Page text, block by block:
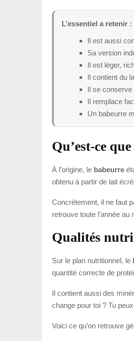
L’essentiel a retenir :
Il est aussi
Sa version
Il est léger,
Il contient du
Il se conserve
Il remplace
Un babeurre
Qu’est-ce
À l’origine, le babeurre
obtenu à partir de lait
Concrètement, il ne faut
retrouve toute l’année
Qualités
Sur le plan nutritionnel, le
quantité correcte de
Il contient aussi des
change pour toi ? Tu
Voici ce qu’on retrouve